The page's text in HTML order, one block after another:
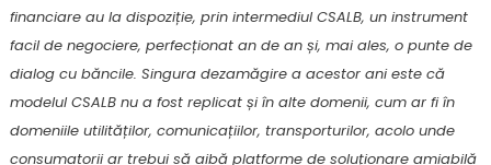
financiare au la dispoziție, prin intermediul CSALB, un instrument
facil de negociere, perfecționat an de an și, mai ales, o punte de
dialog cu băncile. Singura dezamăgire a acestor ani este că
modelul CSALB nu a fost replicat și în alte domenii, cum ar fi în
domeniile utilităților, comunicațiilor, transporturilor, acolo unde
consumatorii ar trebui să aibă platforme de soluționare amiabilă